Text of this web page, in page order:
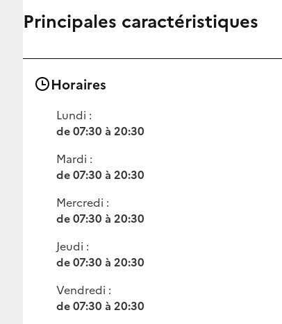
Principales caractéristiques
Horaires
Lundi :
de 07:30 à 20:30
Mardi :
de 07:30 à 20:30
Mercredi :
de 07:30 à 20:30
Jeudi :
de 07:30 à 20:30
Vendredi :
de 07:30 à 20:30